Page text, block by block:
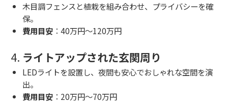
木目調フェンスと植栽を組み合わせ、プライバシーを確
保。
費用目安 ：40万円～120万円
4. ライトアップされた玄関周り
LEDライトを設置し、夜間も安心でおしゃれな空間を演
出。
費用目安 ：20万円～70万円